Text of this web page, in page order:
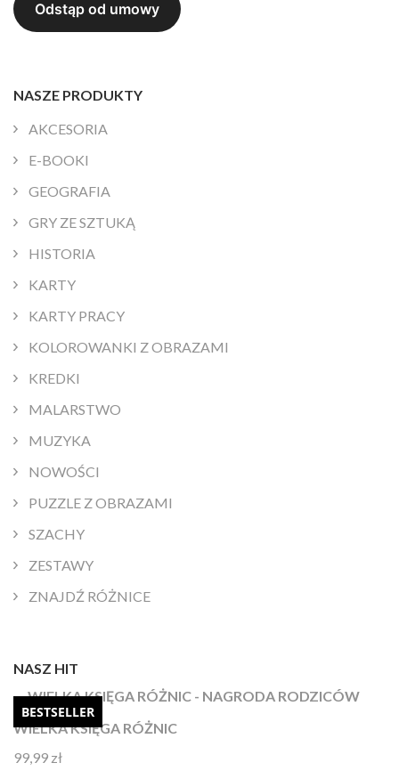
NASZE PRODUKTY
AKCESORIA
E-BOOKI
GEOGRAFIA
GRY ZE SZTUKĄ
HISTORIA
KARTY
KARTY PRACY
KOLOROWANKI Z OBRAZAMI
KREDKI
MALARSTWO
MUZYKA
NOWOŚCI
PUZZLE Z OBRAZAMI
SZACHY
ZESTAWY
ZNAJDŹ RÓŻNICE
NASZ HIT
BESTSELLER
WIELKA KSIĘGA RÓŻNIC
Oceniono
99,99 zł